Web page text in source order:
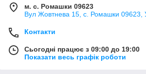
м. с. Ромашки 09623
Вул Жовтнева 15, с. Ромашки 09623,
Контакти
Сьогодні працює з 09:00 до 19:00
Показати весь графік роботи